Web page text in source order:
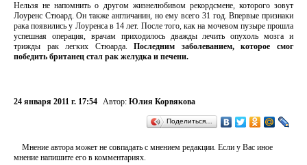
Нельзя не напомнить о другом жизнелюбивом рекордсмене, которого зовут
Лоуренс Стюард. Он также англичанин, но ему всего 31 год. Впервые признаки
рака появились у Лоуренса в 14 лет. После того, как на мочевом пузыре прошла
успешная операция, врачам приходилось дважды лечить опухоль мозга и
трижды рак легких Стюарда.Последним заболеванием, которое смог
победить британец стал рак желудка и печени.
24 января 2011 г. 17:54 Автор: Юлия Корвякова
Поделиться…
Мнение автора может не совпадать с мнением редакции. Если у Вас иное
мнение напишите его в комментариях.